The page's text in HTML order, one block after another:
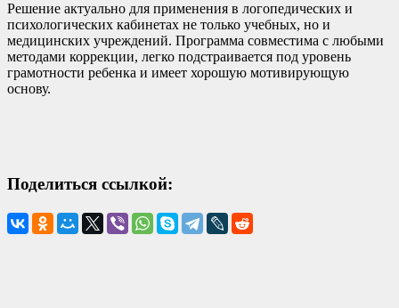
Решение актуально для применения в логопедических и
психологических кабинетах не только учебных, но и
медицинских учреждений. Программа совместима с любыми
методами коррекции, легко подстраивается под уровень
грамотности ребенка и имеет хорошую мотивирующую
основу.
Поделиться ссылкой: